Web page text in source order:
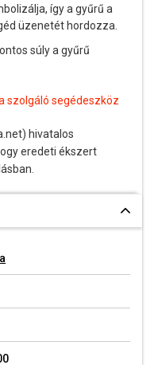
így a gyűrű a
üzenetét hordozza.
súly a gyűrű
szolgáló segédeszköz
hivatalos
eredeti ékszert